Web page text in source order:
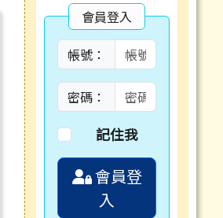
會員登入
帳號：
密碼：
記住我
會員登
入